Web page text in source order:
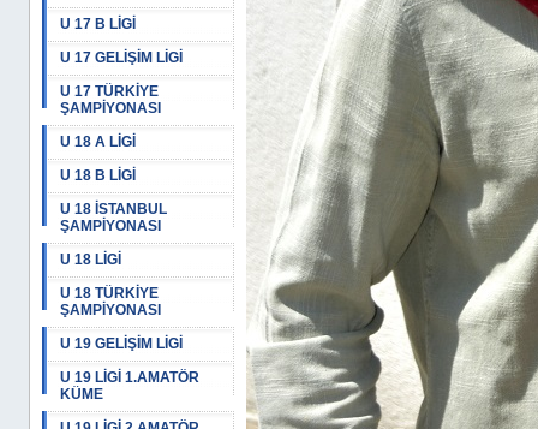
U 17 B LİGİ
U 17 GELİŞİM LİGİ
U 17 TÜRKİYE
ŞAMPİYONASI
U 18 A LİGİ
U 18 B LİGİ
U 18 İSTANBUL
ŞAMPİYONASI
U 18 LİGİ
U 18 TÜRKİYE
ŞAMPİYONASI
U 19 GELİŞİM LİGİ
U 19 LİGİ 1.AMATÖR
KÜME